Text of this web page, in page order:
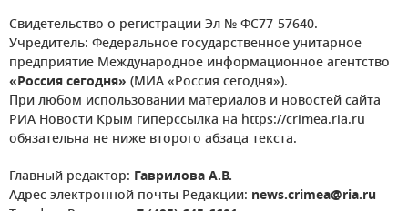
Свидетельство о регистрации Эл № ФС77-57640.
Учредитель: Федеральное государственное унитарное
предприятие Международное информационное агентство
«Россия сегодня» (МИА «Россия сегодня»).
При любом использовании материалов и новостей сайта
РИА Новости Крым гиперссылка на https://crimea.ria.ru
обязательна не ниже второго абзаца текста.
Главный редактор: Гаврилова А.В.
Адрес электронной почты Редакции: news.crimea@ria.ru